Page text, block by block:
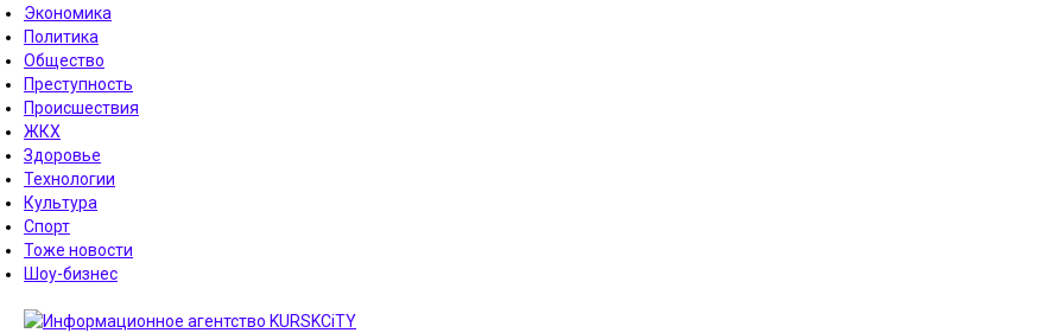
Экономика
Политика
Общество
Преступность
Происшествия
ЖКХ
Здоровье
Технологии
Культура
Спорт
Тоже новости
Шоу-бизнес